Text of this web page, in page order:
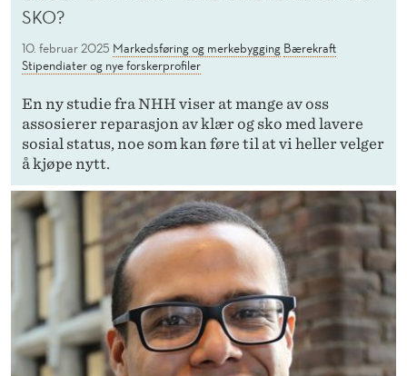
SKO?
10. februar 2025 Markedsføring og merkebygging Bærekraft
Stipendiater og nye forskerprofiler
En ny studie fra NHH viser at mange av oss
assosierer reparasjon av klær og sko med lavere
sosial status, noe som kan føre til at vi heller velger
å kjøpe nytt.